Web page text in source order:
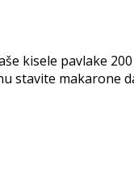
kisele pavlake
stavite makarone